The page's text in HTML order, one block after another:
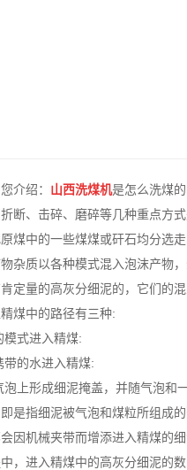
介绍： 山西洗煤机是怎么洗煤
断、击碎、磨碎等几种重点方
煤中的一些煤煤或矸石均分选
杂质以各种模式混入泡沫产物
定量的高灰分细泥的，它们的
煤中的路径有三种:
模式进入精煤:
的水进入精煤:
上形成细泥掩盖，并随气泡和
是指细泥被气泡和煤粒所组成
因机械夹带而增添进入精煤的细
，进入精煤中的高灰分细泥的